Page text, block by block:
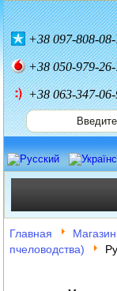
+38097-808-
+38050-979-
+38 063-347-
ИНКУБАТОРЫ
Главная Магазин
пчеловодства)